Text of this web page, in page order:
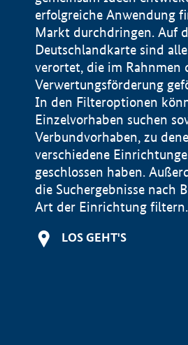
erfolgreiche Anwendung
Markt durchdringen. Auf
Deutschlandkarte sind
verortet, die im Rahnmen
Verwertungsförderung
In den Filteroptionen
Einzelvorhaben suchen
Verbundvorhaben, zu
verschiedene
geschlossen haben.
die Suchergebnisse nach
Art der Einrichtung filtern.
LOS GEHT'S